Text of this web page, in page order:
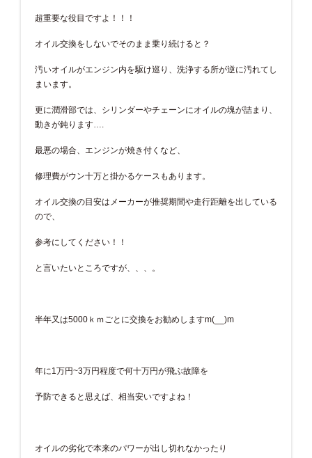
超重要な役目ですよ！！！
オイル交換をしないでそのまま乗り続けると？
汚いオイルがエンジン内を駆け巡り、洗浄する所が逆に汚れてし
まいます。
更に潤滑部では、シリンダーやチェーンにオイルの塊が詰まり、
動きが鈍ります….
最悪の場合、エンジンが焼き付くなど、
修理費がウン十万と掛かるケースもあります。
オイル交換の目安はメーカーが推奨期間や走行距離を出している
ので、
参考にしてください！！
と言いたいところですが、、、。
半年又は5000ｋｍごとに交換をお勧めしますm(__)m
年に1万円~3万円程度で何十万円が飛ぶ故障を
予防できると思えば、相当安いですよね！
オイルの劣化で本来のパワーが出し切れなかったり